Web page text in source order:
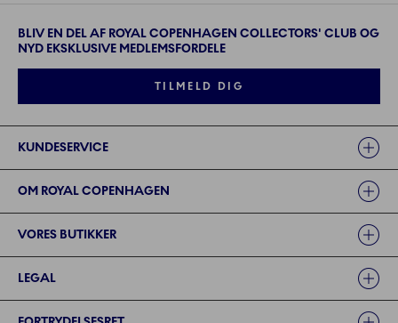
BLIV EN DEL AF ROYAL COPENHAGEN COLLECTORS' CLUB OG
NYD EKSKLUSIVE MEDLEMSFORDELE
TILMELD DIG
KUNDESERVICE
OM ROYAL COPENHAGEN
VORES BUTIKKER
LEGAL